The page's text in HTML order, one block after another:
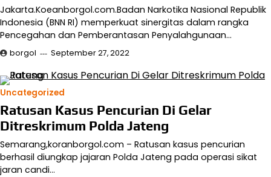
Jakarta.Koeanborgol.com.Badan Narkotika Nasional Republik
Indonesia (BNN RI) memperkuat sinergitas dalam rangka
Pencegahan dan Pemberantasan Penyalahgunaan…
borgol September 27, 2022
Uncategorized
Ratusan Kasus Pencurian Di Gelar
Ditreskrimum Polda Jateng
Semarang,koranborgol.com – Ratusan kasus pencurian
berhasil diungkap jajaran Polda Jateng pada operasi sikat
jaran candi…